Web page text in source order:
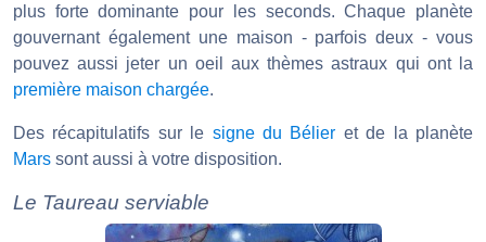
plus forte dominante pour les seconds. Chaque planète
gouvernant également une maison - parfois deux - vous
pouvez aussi jeter un oeil aux thèmes astraux qui ont la
première maison chargée.
Des récapitulatifs sur le signe du Bélier et de la planète
Mars sont aussi à votre disposition.
Le Taureau serviable